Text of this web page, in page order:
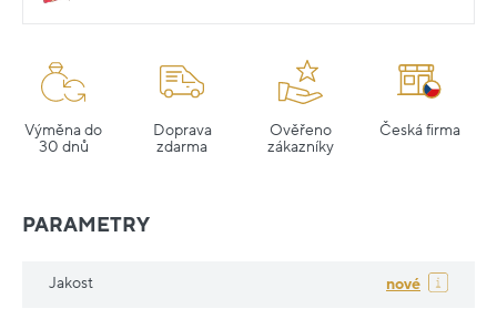
Výměna do
30 dnů
Doprava
zdarma
Ověřeno
zákazníky
Česká firma
PARAMETRY
Jakost nové